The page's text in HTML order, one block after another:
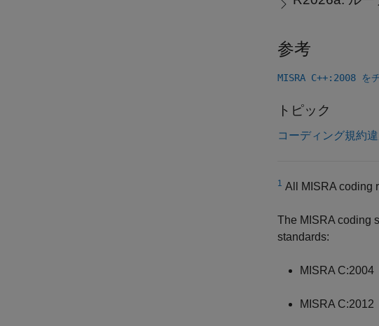
参考
MISRA C++:2008
トピック
コーディング規約
1 All MISRA coding
The MISRA coding
standards:
MISRA C:2004
MISRA C:2012